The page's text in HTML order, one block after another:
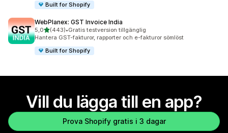
Built for Shopify
WebPlanex: GST Invoice India
5,0av 5 stjärnor
(443)
443 recensioner totalt
•Gratis testversion tillgänglig
Hantera GST-fakturor, rapporter och e-fakturor sömlöst
Built for Shopify
Vill du lägga till en app?
Prova Shopify gratis i 3 dagar